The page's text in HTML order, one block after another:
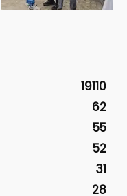
19110
62
55
52
31
28